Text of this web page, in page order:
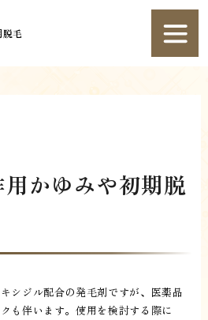
毛
かゆみや初期脱
シジル配合の発毛剤ですが、医薬品
も伴います。使用を検討する際に